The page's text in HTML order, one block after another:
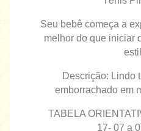
Seu bebê começa a
melhor do que iniciar
Descrição: Lindo
emborrachado em
TABELA
17- 07 a